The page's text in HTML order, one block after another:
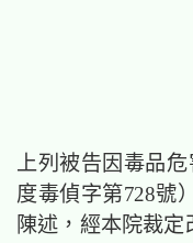
上列被告因毒品
度毒偵字第728號
陳述，經本院裁